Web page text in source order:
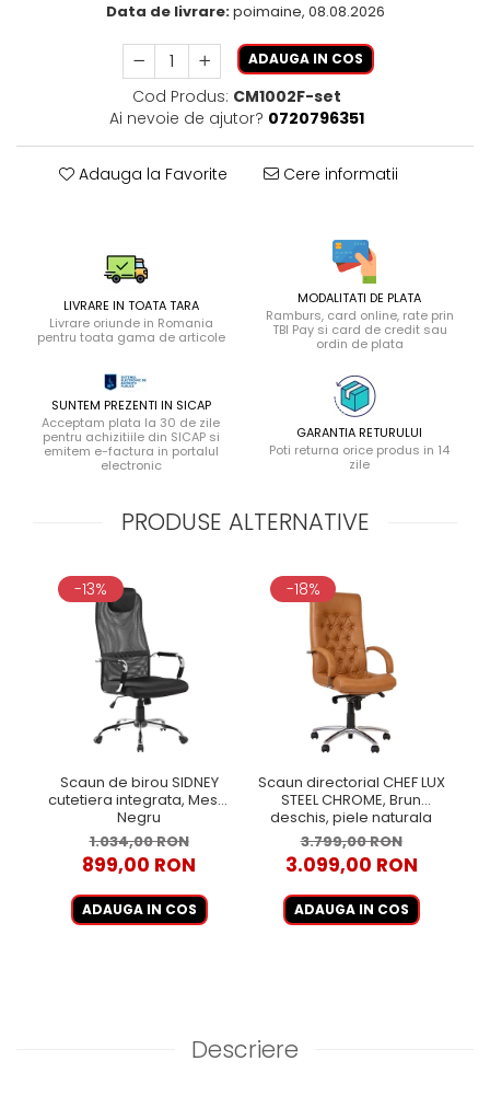
Data de livrare:poimaine, 08.08.2026
ADAUGA IN COS
Cod Produs: CM1002F-set
Ai nevoie de ajutor? 0720796351
Adauga la Favorite Cere informatii
LIVRARE IN TOATA TARA
Livrare oriunde in Romania
pentru toata gama de articole
MODALITATI DE PLATA
Ramburs, card online, rate prin
TBI Pay si card de credit sau
ordin de plata
SUNTEM PREZENTI IN SICAP
Acceptam plata la 30 de zile
pentru achizitiile din SICAP si
emitem e-factura in portalul
electronic
GARANTIA RETURULUI
Poti returna orice produs in 14
zile
PRODUSE ALTERNATIVE
-13%
Scaun de birou SIDNEY
cutetiera integrata, Mesh,
Negru
1.034,00 RON
899,00 RON
ADAUGA IN COS
-18%
Scaun directorial CHEF LUX
STEEL CHROME, Brun
deschis, piele naturala
3.799,00 RON
3.099,00 RON
ADAUGA IN COS
Descriere